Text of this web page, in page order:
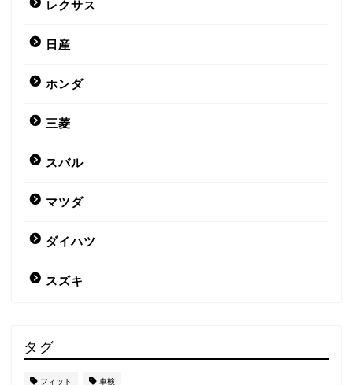
レクサス
日産
ホンダ
三菱
スバル
マツダ
ダイハツ
スズキ
タグ
フィット 車検